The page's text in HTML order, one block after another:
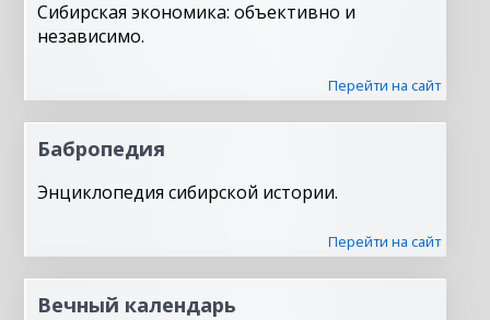
Сибирская экономика: объективно и
независимо.
Перейти на сайт
Бабропедия
Энциклопедия сибирской истории.
Перейти на сайт
Вечный календарь